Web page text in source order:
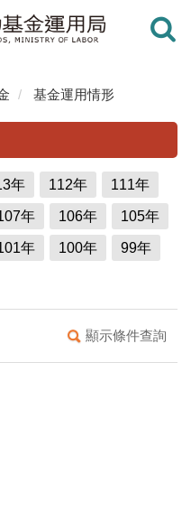
Toggle
基金運用情形
年 112年 111年
年 106年 105年
年 100年 99年
顯示條件查詢